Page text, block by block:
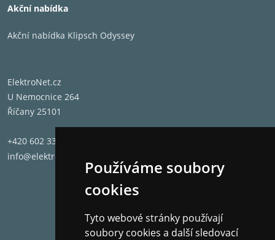
Používáme soubory
cookies
Tyto webové stránky používají
soubory cookies a další sledovací
Akční nabídka
Akční nabídka Klipsch Odyssey
ElektroNet.cz
U Nemocnice 264
Říčany 25101
+420 602 331 662
info@elektronet.cz